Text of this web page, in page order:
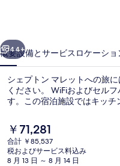
真
ギ
ャ
ラ
リ
ー
次へ
44+
概要設備とサービス ロケーショ
シェプトン マレットへの旅
ください。 WiFiおよびセル
す。この宿泊施設ではキッチ
現
在
の
料
￥71,281
合計 ￥85,537
税およびサービス料込み
8 月 13 日 ～ 8 月 14 日